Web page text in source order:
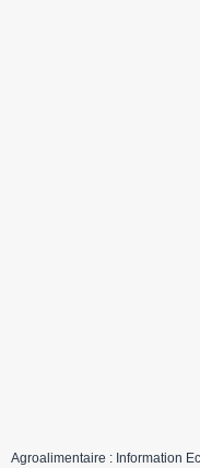
Agroalimentaire : Information